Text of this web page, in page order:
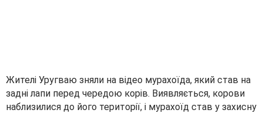
Жителі Уругваю зняли на відео мурахоїда, який став на
задні лапи перед чередою корів. Виявляється, корови
наблизилися до його території, і мурахоїд став у захисну